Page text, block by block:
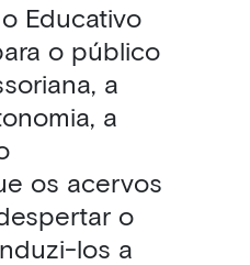
Educativo
o público
a
a
os acervos
o
los a